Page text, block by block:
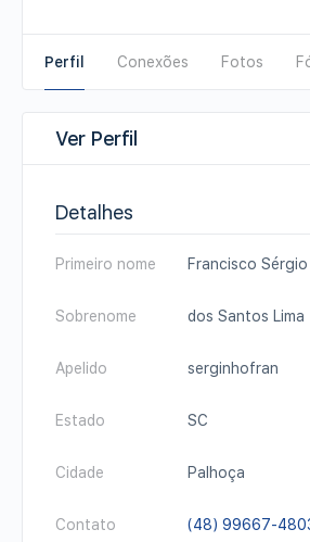
Perfil Conexões Fotos
Ver Perfil
Detalhes
Primeiro nome Francisco Sérgio
Sobrenome dos Santos Lima
Apelido serginhofran
Estado SC
Cidade Palhoça
Contato (48) 99667-